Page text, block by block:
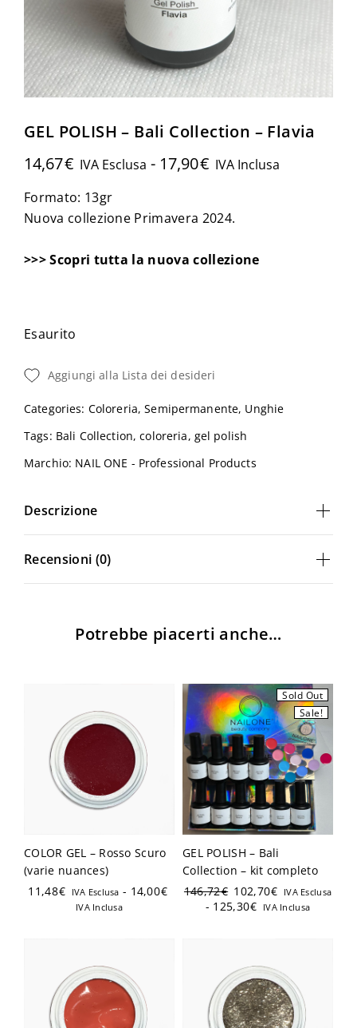
Password dimenticata?
Ricordami
Hai già un account?
GEL POLISH – Bali Collection – Flavia
14,67€ IVA Esclusa - 17,90€ IVA Inclusa
Formato: 13gr
Nuova collezione Primavera 2024.
>>>Scopri tutta la nuova collezione
Esaurito
Aggiungi alla Lista dei desideri
Categories: Coloreria,Semipermanente, Unghie
Tags: Bali Collection,coloreria, gel polish
Marchio: NAIL ONE - Professional Products
Descrizione
Recensioni (0)
Potrebbe piacerti anche…
COLOR GEL – Rosso Scuro
(varie nuances)
11,48€ IVA Esclusa - 14,00€
IVA Inclusa
Sold Out
Sale!
GEL POLISH – Bali
Collection – kit completo
146,72€ 102,70€ IVA Esclusa
- 125,30€ IVA Inclusa